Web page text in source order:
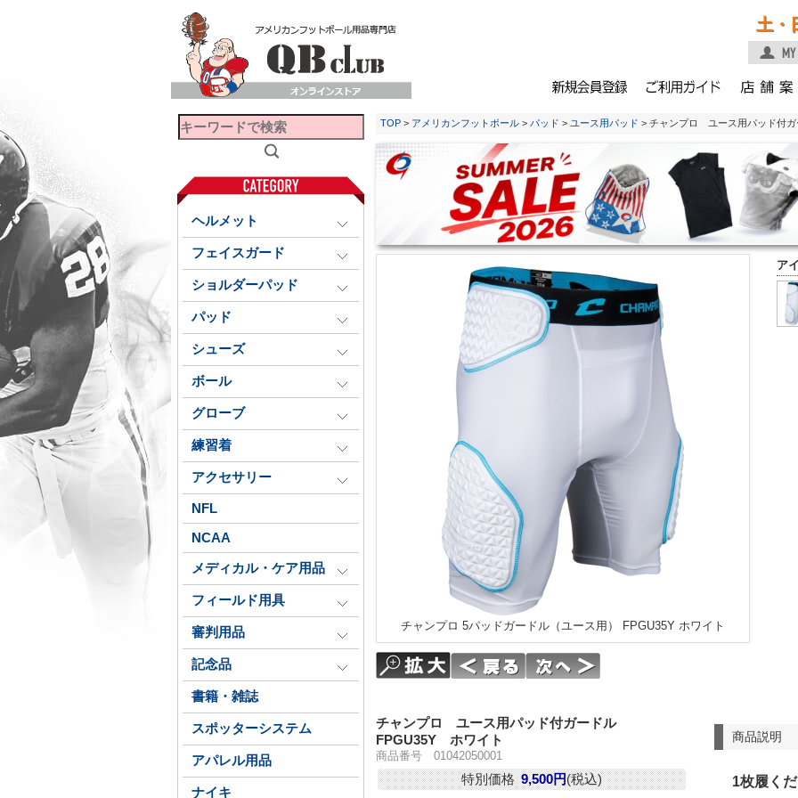
土・
ヘルメット
フェイスガード
ショルダーパッド
パッド
シューズ
ボール
グローブ
練習着
アクセサリー
NFL
NCAA
メディカル・ケア用品
フィールド用具
審判用品
記念品
書籍・雑誌
スポッターシステム
アパレル用品
ナイキ
TOP > アメリカンフットボール > パッド > ユース用パッド > チャンプロ ユース用パッド付
ア
チャンプロ 5パッドガードル（ユース用） FPGU35Y ホワイト
商品説明
1枚履く
チャンプロ ユース用パッド付ガードル
FPGU35Y ホワイト
商品番号 01042050001
特別価格 9,500円(税込)